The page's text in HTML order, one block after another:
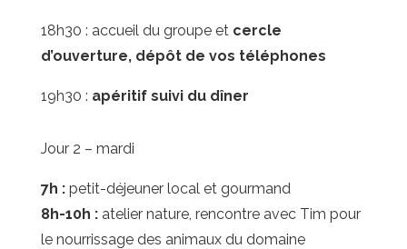
18h30 : accueil du groupe et cercle
d’ouverture, dépôt de vos téléphones
19h30 : apéritif suivi du dîner
Jour 2 – mardi
7h :petit-déjeuner local et gourmand
8h-10h :atelier nature, rencontre avec Tim pour
le nourrissage des animaux du domaine